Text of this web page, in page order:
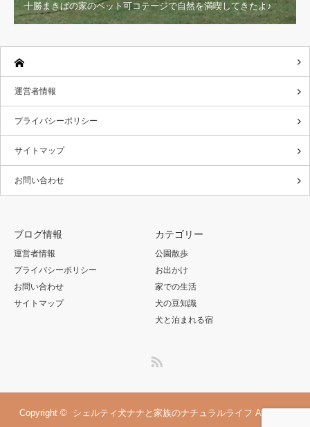
十勝まきばの家のペット可コテージで自然を満喫してきたよ♪
運営者情報
プライバシーポリシー
サイトマップ
お問い合わせ
ブログ情報
運営者情報
プライバシーポリシー
お問い合わせ
サイトマップ
カテゴリー
公園散歩
お出かけ
家での生活
犬の豆知識
犬と泊まれる宿
Copyright © シェルティ犬ナナと家族のナチュラルライフ All rights